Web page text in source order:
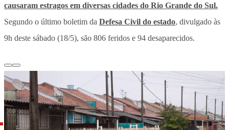
causaram estragos em diversas cidades do Rio Grande do Sul.
Segundo o último boletim da Defesa Civil do estado, divulgado às
9h deste sábado (18/5), são 806 feridos e 94 desaparecidos.